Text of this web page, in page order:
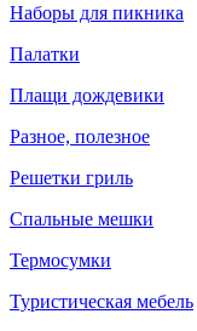
Наборы для пикника
Палатки
Плащи дождевики
Разное, полезное
Решетки гриль
Спальные мешки
Термосумки
Туристическая мебель